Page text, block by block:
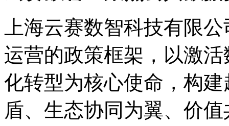
上海云赛数智科技有限
运营的政策框架，以激
化转型为核心使命，构
盾、生态协同为翼、价